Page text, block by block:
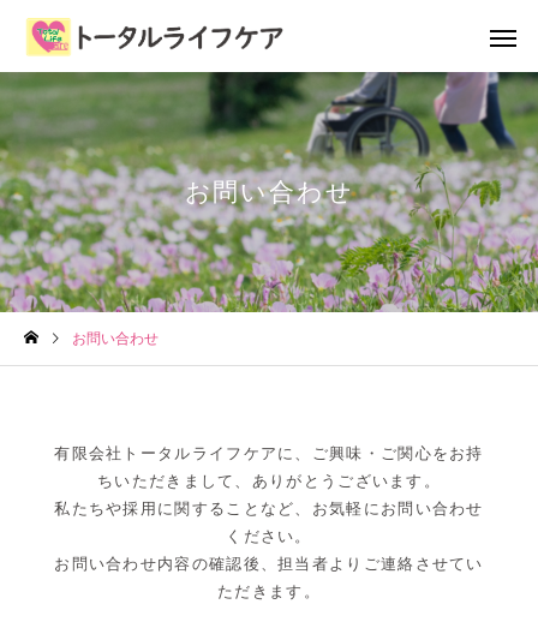
お問い合わせ
お問い合わせ
有限会社トータルライフケアに、ご興味・ご関心をお持
ちいただきまして、ありがとうございます。
私たちや採用に関することなど、お気軽にお問い合わせ
ください。
お問い合わせ内容の確認後、担当者よりご連絡させてい
ただきます。